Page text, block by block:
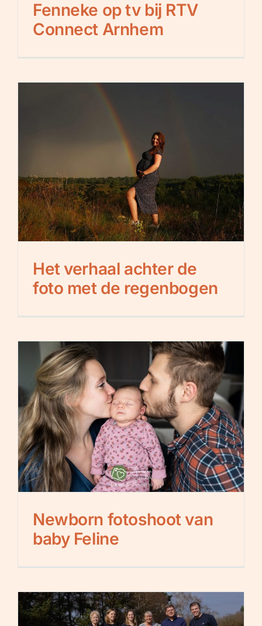
Fenneke op tv bij RTV
Connect Arnhem
Het verhaal achter de
foto met de regenbogen
Newborn fotoshoot van
baby Feline